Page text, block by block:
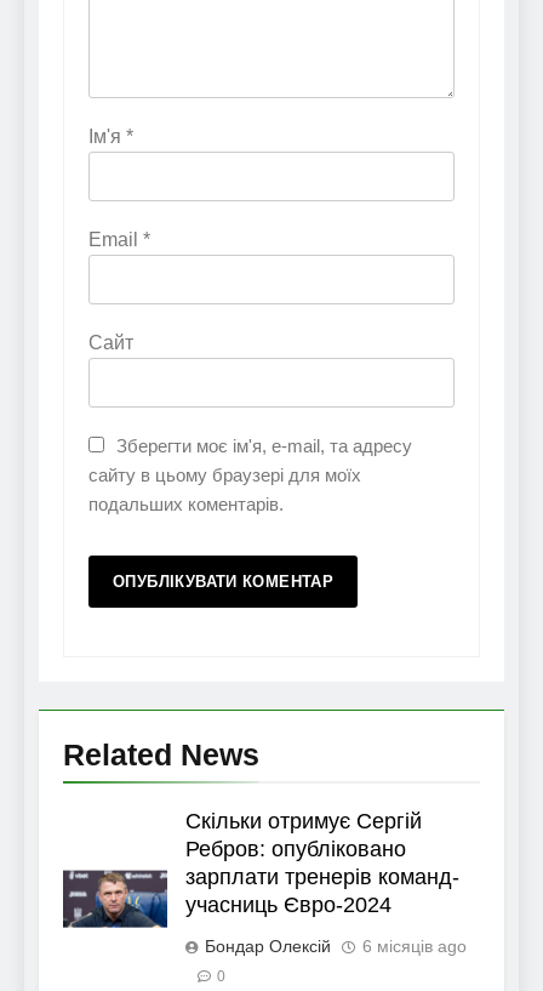
Ім'я *
Email *
Сайт
Зберегти моє ім'я, e-mail, та адресу
сайту в цьому браузері для моїх
подальших коментарів.
Related News
Скільки отримує Сергій
Ребров: опубліковано
зарплати тренерів команд-
учасниць Євро-2024
Бондар Олексій 6 місяців ago
0